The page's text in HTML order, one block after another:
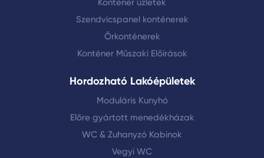
Konténer üzletek
Szendvicspanel konténerek
Őrkonténerek
Konténer Műszaki Előírások
Hordozható Lakóépületek
Moduláris Kunyhó
Előre gyártott menedékházak
WC & Zuhanyzó Kabinok
Vegyi WC